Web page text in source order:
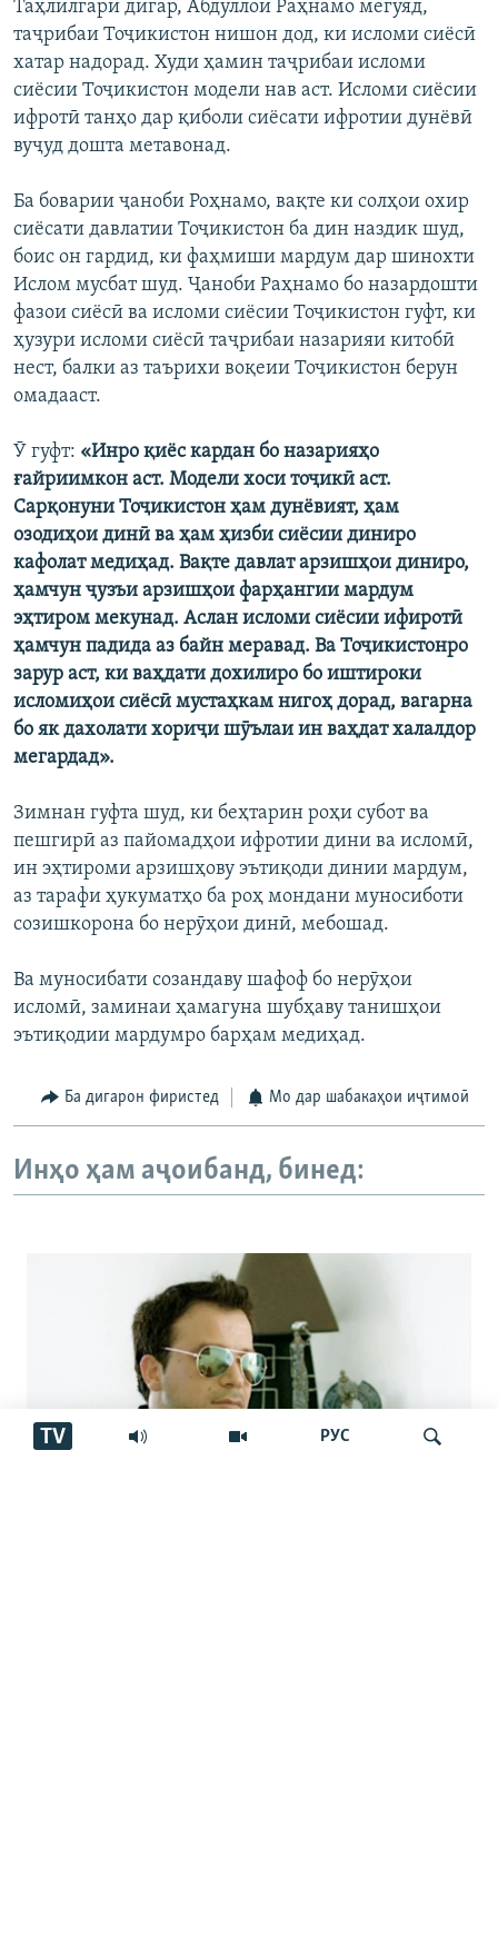
РУС
TV
Таҳлилгари дигар, Абдуллои Раҳнамо мегӯяд,
таҷрибаи Тоҷикистон нишон дод, ки исломи сиёсӣ
хатар надорад. Худи ҳамин таҷрибаи исломи
сиёсии Тоҷикистон модели нав аст. Исломи сиёсии
ифротӣ танҳо дар қиболи сиёсати ифротии дунёвӣ
вуҷуд дошта метавонад.
Ба боварии ҷаноби Роҳнамо, вақте ки солҳои охир
сиёсати давлатии Тоҷикистон ба дин наздик шуд,
боис он гардид, ки фаҳмиши мардум дар шинохти
Ислом мусбат шуд. Ҷаноби Раҳнамо бо назардошти
фазои сиёсӣ ва исломи сиёсии Тоҷикистон гуфт, ки
ҳузури исломи сиёсӣ таҷрибаи назарияи китобӣ
нест, балки аз таърихи воқеии Тоҷикистон берун
омадааст.
Ӯ гуфт: «Инро қиёс кардан бо назарияҳо
ғайриимкон аст. Модели хоси тоҷикӣ аст.
Сарқонуни Тоҷикистон ҳам дунёвият, ҳам
озодиҳои динӣ ва ҳам ҳизби сиёсии диниро
кафолат медиҳад. Вақте давлат арзишҳои диниро,
ҳамчун ҷузъи арзишҳои фарҳангии мардум
эҳтиром мекунад. Аслан исломи сиёсии ифиротӣ
ҳамчун падида аз байн меравад. Ва Тоҷикистонро
зарур аст, ки ваҳдати дохилиро бо иштироки
исломиҳои сиёсӣ мустаҳкам нигоҳ дорад, вагарна
бо як дахолати хориҷи шӯълаи ин ваҳдат халалдор
мегардад».
Зимнан гуфта шуд, ки беҳтарин роҳи субот ва
пешгирӣ аз пайомадҳои ифротии дини ва исломӣ,
ин эҳтироми арзишҳову эътиқоди динии мардум,
аз тарафи ҳукуматҳо ба роҳ мондани муносиботи
созишкорона бо нерӯҳои динӣ, мебошад.
Ва муносибати созандаву шафоф бо нерӯҳои
исломӣ, заминаи ҳамагуна шубҳаву танишҳои
эътиқодии мардумро барҳам медиҳад.
Ба дигарон фиристед Мо дар шабакаҳои иҷтимоӣ
Инҳо ҳам аҷоибанд, бинед: